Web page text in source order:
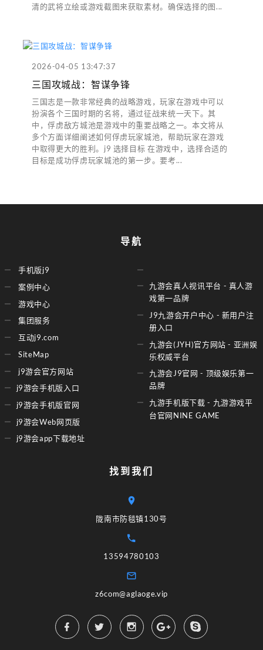
清的武将立绘或游戏截图来获取素材。确保选择的图...
2026-04-05 13:47:37
三国攻城战：智谋争锋
三国志是一款非常经典的战略游戏，玩家在游戏中可以
扮演各个三国时期的名将，通过征战来统一天下。其
中，俘虏敌方城池是游戏中的重要战略之一。本文将从
多个方面详细阐述如何俘虏玩家城池，帮助玩家在游戏
中取得更大的胜利。j9 选择目标 在游戏中，选择合适的
目标是成功俘虏玩家城池的第一步。要考...
导航
手机版j9
案例中心
游戏中心
集团服务
互动j9.com
SiteMap
j9游会官方网站
j9游会手机版入口
j9游会手机版官网
j9游会Web网页版
j9游会app下载地址
九游会真人视讯平台 - 真人游
戏第一品牌
J9九游会开户中心 - 新用户注
册入口
九游会(JYH)官方网站 - 亚洲娱
乐权威平台
九游会J9官网 - 顶级娱乐第一
品牌
九游手机版下载 - 九游游戏平
台官网NINE GAME
找到我们
陇南市防毯镇130号
13594780103
z6com@aglaoge.vip